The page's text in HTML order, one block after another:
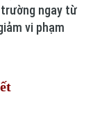
trường ngay từ
vi phạm